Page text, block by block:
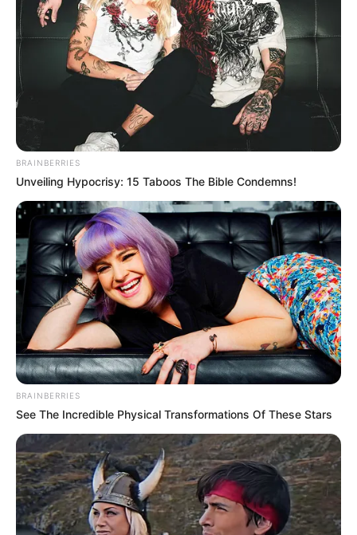
Hidden Sins: 15 Bible Prohibited Acts We All Commit!
BRAINBERRIES
These Actors Didn't Want To Share The Spotlight
BRAINBERRIES
BRAINBERRIES
Unveiling Hypocrisy: 15 Taboos The Bible Condemns!
BRAINBERRIES
See The Incredible Physical Transformations Of These Stars